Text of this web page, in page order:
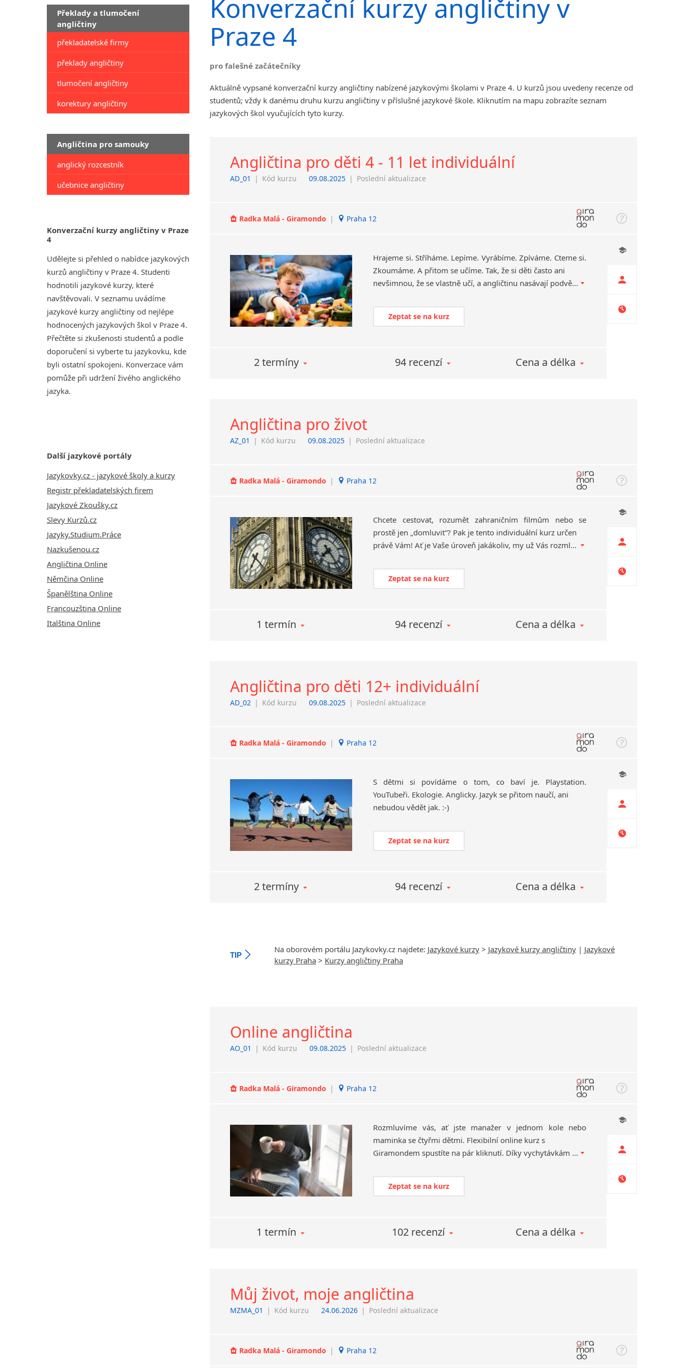
Překlady a tlumočení
angličtiny
překladatelské firmy
překlady angličtiny
tlumočení angličtiny
korektury angličtiny
Angličtina pro samouky
anglický rozcestník
učebnice angličtiny
Konverzační kurzy angličtiny v Praze
4
Udělejte si přehled o nabídce jazykových
kurzů angličtiny v Praze 4. Studenti
hodnotili jazykové kurzy, které
navštěvovali. V seznamu uvádíme
jazykové kurzy angličtiny od nejlépe
hodnocených jazykových škol v Praze 4.
Přečtěte si zkušenosti studentů a podle
doporučení si vyberte tu jazykovku, kde
byli ostatní spokojeni. Konverzace vám
pomůže při udržení živého anglického
jazyka.
Další jazykové portály
Jazykovky.cz - jazykové školy a kurzy
Registr překladatelských firem
Jazykové Zkoušky.cz
Slevy Kurzů.cz
Jazyky.Studium.Práce
Nazkušenou.cz
Angličtina Online
Němčina Online
Španělština Online
Francouzština Online
Italština Online
Jihlava
malá města podle abecedy
Chomutov
Děčín
Klatovy
Kolín
Most
Tišnov
Vysoká nad Labem
angličtiny
Konverzační kurzy angličtiny v
Praze 4
pro falešné začátečníky
Aktuálně vypsané konverzační kurzy angličtiny nabízené jazykovými školami v Praze 4. U kurzů jsou uvedeny recenze od
studentů; vždy k danému druhu kurzu angličtiny v příslušné jazykové škole. Kliknutím na mapu zobrazíte seznam
jazykových škol vyučujících tyto kurzy.
Angličtina pro děti 4 - 11 let individuální
AD_01 | Kód kurzu 09.08.2025 | Poslední aktualizace
Radka Malá - Giramondo | Praha 12
Hrajeme si. Stříháme. Lepíme. Vyrábíme. Zpíváme. Čteme si.
Zkoumáme. A přitom se učíme. Tak, že si děti často ani
nevšimnou, že se vlastně učí, a angličtinu nasávají podvědomě, stejně jako se učily mateřský jazyk.
Zeptat se na kurz
2 termíny 94 recenzí Cena a délka
Angličtina pro život
AZ_01 | Kód kurzu 09.08.2025 | Poslední aktualizace
Radka Malá - Giramondo | Praha 12
Chcete cestovat, rozumět zahraničním filmům nebo se
prostě jen „domluvit“? Pak je tento individuální kurz určen
právě Vám! Ať je Vaše úroveň jakákoliv, my už Vás rozmluvíme. Kurz si závazně objednáváte až po ukázkové hodině.
Zeptat se na kurz
1 termín 94 recenzí Cena a délka
Angličtina pro děti 12+ individuální
AD_02 | Kód kurzu 09.08.2025 | Poslední aktualizace
Radka Malá - Giramondo | Praha 12
S dětmi si povídáme o tom, co baví je. Playstation.
YouTubeři. Ekologie. Anglicky. Jazyk se přitom naučí, ani
nebudou vědět jak. :-)
Zeptat se na kurz
2 termíny 94 recenzí Cena a délka
TIP
Na oborovém portálu Jazykovky.cz najdete: Jazykové kurzy > Jazykové kurzy angličtiny | Jazykové
kurzy Praha > Kurzy angličtiny Praha
Online angličtina
AO_01 | Kód kurzu 09.08.2025 | Poslední aktualizace
Radka Malá - Giramondo | Praha 12
Rozmluvíme vás, ať jste manažer v jednom kole nebo
maminka se čtyřmi dětmi. Flexibilní online kurz s
Giramondem spustíte na pár kliknutí. Díky vychytávkám našich lektorů vás budou lekce přes Zoom, MS Teams nebo třeba WhatsApp skutečně bavit!
Zeptat se na kurz
1 termín 102 recenzí Cena a délka
Můj život, moje angličtina
MZMA_01 | Kód kurzu 24.06.2026 | Poslední aktualizace
Radka Malá - Giramondo | Praha 12